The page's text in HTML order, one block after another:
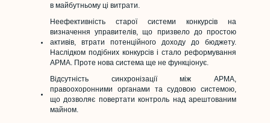
в майбутньому ці витрати.
Неефективність старої системи конкурсів на
визначення управителів, що призвело до простою
активів, втрати потенційного доходу до бюджету.
Наслідком подібних конкурсів і стало реформування
АРМА. Проте нова система ще не функціонує.
Відсутність синхронізації між АРМА,
правоохоронними органами та судовою системою,
що дозволяє повертати контроль над арештованим
майном.